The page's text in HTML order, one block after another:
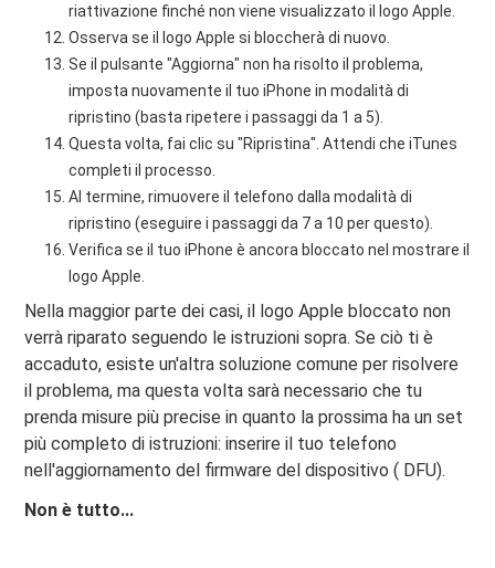
riattivazione finché non viene visualizzato il logo Apple.
Osserva se il logo Apple si bloccherà di nuovo.
Se il pulsante "Aggiorna" non ha risolto il problema,
imposta nuovamente il tuo iPhone in modalità di
ripristino (basta ripetere i passaggi da 1 a 5).
Questa volta, fai clic su "Ripristina". Attendi che iTunes
completi il ​​processo.
Al termine, rimuovere il telefono dalla modalità di
ripristino (eseguire i passaggi da 7 a 10 per questo).
Verifica se il tuo iPhone è ancora bloccato nel mostrare il
logo Apple.
Nella maggior parte dei casi, il logo Apple bloccato non
verrà riparato seguendo le istruzioni sopra. Se ciò ti è
accaduto, esiste un'altra soluzione comune per risolvere
il problema, ma questa volta sarà necessario che tu
prenda misure più precise in quanto la prossima ha un set
più completo di istruzioni: inserire il tuo telefono
nell'aggiornamento del firmware del dispositivo ( DFU).
Non è tutto...